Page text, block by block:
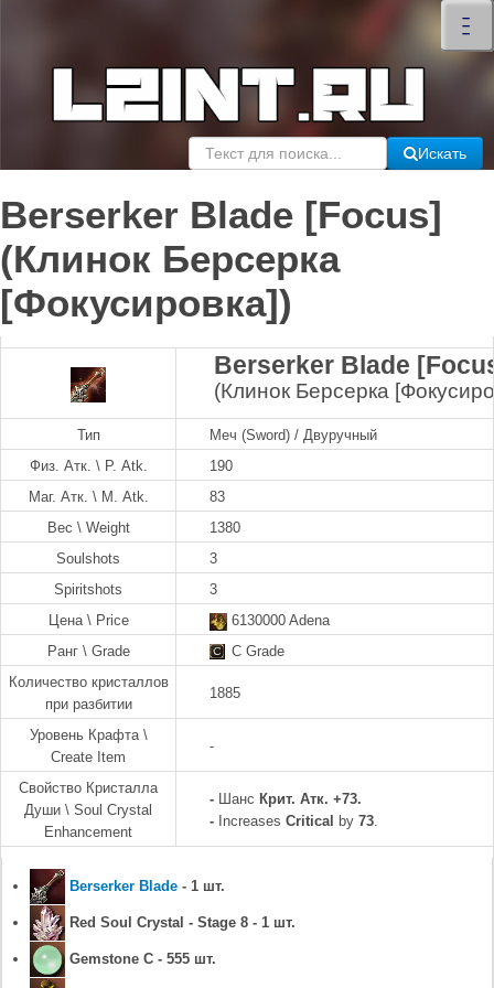
–
–
–
×
Искать
Berserker Blade [Focus]
(Клинок Берсерка
[Фокусировка])
Berserker Blade
(Клинок Берсерка
Тип
Меч (Sword) / Двуручный
Физ. Атк. \ P. Atk.
190
Маг. Атк. \ M. Atk.
83
Вес \ Weight
1380
Soulshots
3
Spiritshots
3
Цена \ Price
6130000 Adena
Ранг \ Grade
C Grade
Количество кристаллов
при разбитии
1885
Уровень Крафта \
Create Item
-
Свойство Кристалла
Души \ Soul Crystal
Enhancement
- Шанс Крит. Атк. +73.
- Increases Critical by 73.
Berserker Blade - 1 шт.
Red Soul Crystal - Stage 8 - 1 шт.
Gemstone C - 555 шт.